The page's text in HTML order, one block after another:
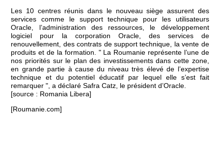
Les 10 centres réunis dans le nouveau siège assurent des
services comme le support technique pour les utilisateurs
Oracle, l’administration des ressources, le développement
logiciel pour la corporation Oracle, des services de
renouvellement, des contrats de support technique, la vente de
produits et de la formation. " La Roumanie représente l’une de
nos priorités sur le plan des investissements dans cette zone,
en grande partie à cause du niveau très élevé de l’expertise
technique et du potentiel éducatif par lequel elle s’est fait
remarquer ", a déclaré Safra Catz, le président d’Oracle.
[source : Romania Libera]
[Roumanie.com]